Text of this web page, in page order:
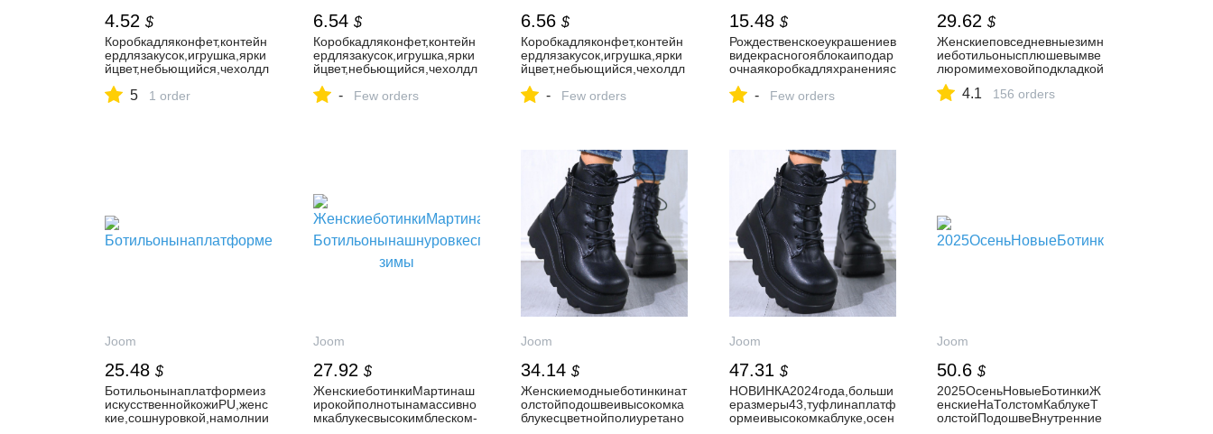
4.52 $
Коробкадляконфет,контейн
ердлязакусок,игрушка,ярки
йцвет,небьющийся,чехолдл
рашениедлярождественско
5 1 order
6.54 $
Коробкадляконфет,контейн
ердлязакусок,игрушка,ярки
йцвет,небьющийся,чехолдл
рашениедлярождественско
- Few orders
6.56 $
Коробкадляконфет,контейн
ердлязакусок,игрушка,ярки
йцвет,небьющийся,чехолдл
рашениедлярождественско
- Few orders
15.48 $
Рождественскоеукрашениев
видекрасногояблокаиподар
очнаякоробкадляхраненияс
й
- Few orders
29.62 $
Женскиеповседневныезимн
иеботильонысплюшевымве
люромимеховойподкладкой
4.1 156 orders
Joom
25.48 $
Ботильонынаплатформеиз
искусственнойкожиPU,женс
кие,сошнуровкой,намолнии
Joom
27.92 $
ЖенскиеботинкиМартинаш
ирокойполнотынамассивно
мкаблукесвысокимблеском-
Joom
34.14 $
Женскиемодныеботинкинат
олстойподошвеивысокомка
блукесцветнойполиуретано
Joom
47.31 $
НОВИНКА2024года,больши
еразмеры43,туфлинаплатф
ормеивысокомкаблуке,осен
Joom
50.6 $
2025ОсеньНовыеБотинкиЖ
енскиеНаТолстомКаблукеТ
олстойПодошвеВнутренние